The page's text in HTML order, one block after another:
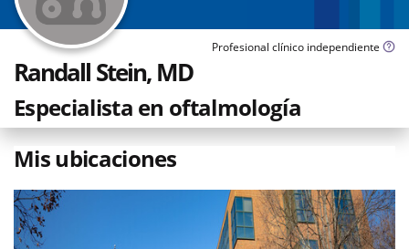
Profesional clínico independiente
Randall Stein, MD
Especialista en oftalmología
Mis ubicaciones